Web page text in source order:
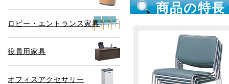
ロビー・エントランス家具
役員用家具
オフィスアクセサリー
商品の特長